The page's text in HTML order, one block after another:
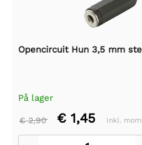
Opencircuit Hun 3,5 mm
På lager
€ 2,90 € 1,45 Inkl.